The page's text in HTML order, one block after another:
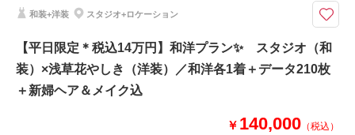
洋装も可能なので、ご希望の方はお申し付けください！
このプランで撮影可能な撮影レポート
撮影日：
和装+洋装 スタジオ+ロケーション
【平日限定＊税込14万円】和洋プラン✨ スタジオ（和
装）×浅草花やしき（洋装）／和洋各1着＋データ210枚
＋新婦ヘア＆メイク込
￥ 140,000 （税込）